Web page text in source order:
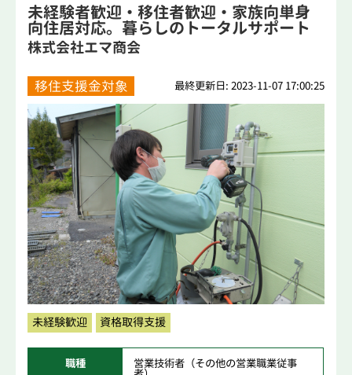
未経験者歓迎・移住者歓迎・家族向単身
向住居対応。暮らしのトータルサポート
する地...
株式会社エマ商会
移住支援金対象 最終更新日: 2023-11-07 17:00:25
未経験歓迎 資格取得支援
職種 営業技術者（その他の営業職業従事